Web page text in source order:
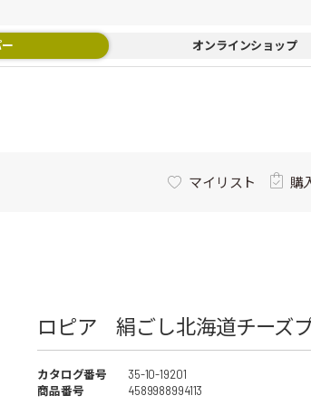
オンラインショップ
マイリスト 購
ロピア 絹ごし北海道チーズ
カタログ番号
35-10-19201
商品番号
4589988994113